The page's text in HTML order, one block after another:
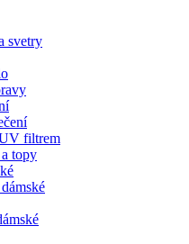
svetry
filtrem
topy